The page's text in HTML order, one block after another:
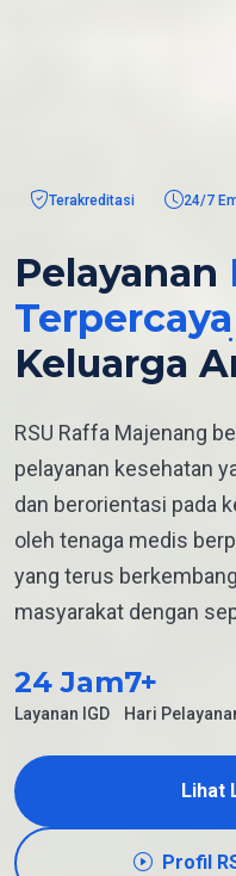
Terakreditasi 24/7
Pelayanan
Terpercaya
Keluarga
RSU Raffa Majenang
pelayanan kesehatan
dan berorientasi pada
oleh tenaga medis
yang terus
masyarakat dengan
24 Jam
Layanan IGD
7+
Hari
Lihat
Profil